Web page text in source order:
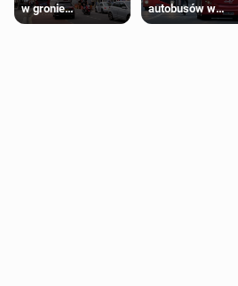
w gronie
najlepszych
autobusów w
Londynie